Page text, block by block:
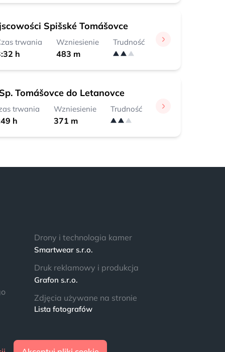
Spišské Tomášovce
trwania
h
Wzniesienie
483 m
Trudność
Tomášovce do Letanovce
trwania
h
Wzniesienie
371 m
Trudność
Drony i technologia kamer
Smartwear s.r.o.
Druk reklamowy i produkcja
Grafon s.r.o.
Zdjęcia używane na stronie
Lista fotografów